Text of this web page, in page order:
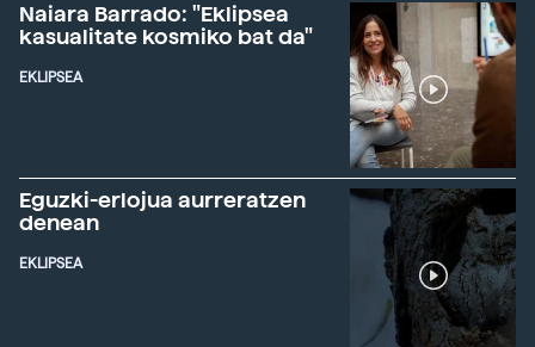
Naiara Barrado: "Eklipsea
kasualitate kosmiko bat da"
EKLIPSEA
Eguzki-erlojua aurreratzen
denean
EKLIPSEA